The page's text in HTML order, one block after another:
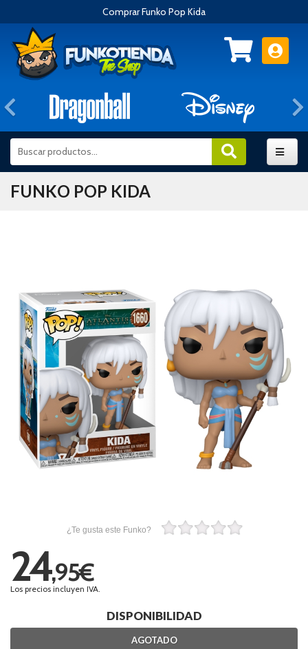
Comprar Funko Pop Kida
Anterior
FUNKO POP KIDA
¿Te gusta este Funko?
24,95€
Los precios incluyen IVA.
DISPONIBILIDAD
AGOTADO